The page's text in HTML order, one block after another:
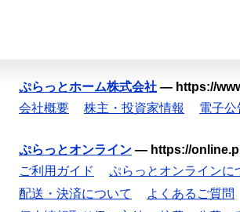
ぷらっとホーム株式会社 — https://
会社概要
株主・投資家情報 電子公
ぷらっとオンライン — https://
ご利用ガイド
ぷらっとオンラインに
配送・決済について
よくあるご質問